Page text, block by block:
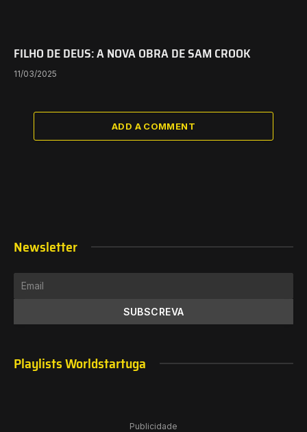
FILHO DE DEUS: A NOVA OBRA DE SAM CROOK
11/03/2025
ADD A COMMENT
Newsletter
Playlists Worldstartuga
Publicidade